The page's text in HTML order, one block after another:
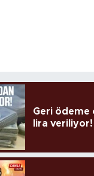
Geri ödeme
lira veriliyor!